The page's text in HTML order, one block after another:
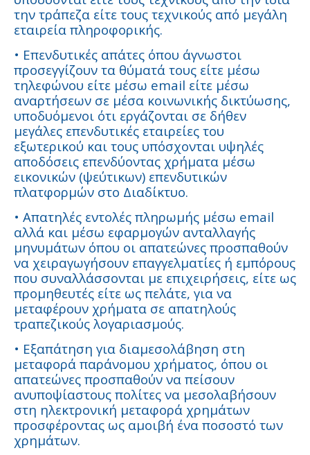
την τράπεζα είτε τους τεχνικούς από μεγάλη
εταιρεία πληροφορικής.
• Επενδυτικές απάτες όπου άγνωστοι
προσεγγίζουν τα θύματά τους είτε μέσω
τηλεφώνου είτε μέσω email είτε μέσω
αναρτήσεων σε μέσα κοινωνικής δικτύωσης,
υποδυόμενοι ότι εργάζονται σε δήθεν
μεγάλες επενδυτικές εταιρείες του
εξωτερικού και τους υπόσχονται υψηλές
αποδόσεις επενδύοντας χρήματα μέσω
εικονικών (ψεύτικων) επενδυτικών
πλατφορμών στο Διαδίκτυο.
• Απατηλές εντολές πληρωμής μέσω email
αλλά και μέσω εφαρμογών ανταλλαγής
μηνυμάτων όπου οι απατεώνες προσπαθούν
να χειραγωγήσουν επαγγελματίες ή εμπόρους
που συναλλάσσονται με επιχειρήσεις, είτε ως
προμηθευτές είτε ως πελάτε, για να
μεταφέρουν χρήματα σε απατηλούς
τραπεζικούς λογαριασμούς.
• Εξαπάτηση για διαμεσολάβηση στη
μεταφορά παράνομου χρήματος, όπου οι
απατεώνες προσπαθούν να πείσουν
ανυποψίαστους πολίτες να μεσολαβήσουν
στη ηλεκτρονική μεταφορά χρημάτων
προσφέροντας ως αμοιβή ένα ποσοστό των
χρημάτων.